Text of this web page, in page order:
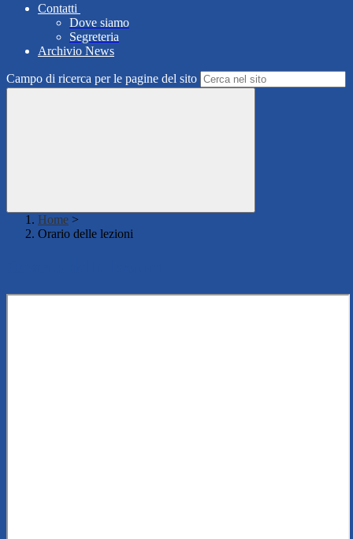
Contatti
Dove siamo
Segreteria
Archivio News
Campo di ricerca per le pagine del sito
Home >
Orario delle lezioni